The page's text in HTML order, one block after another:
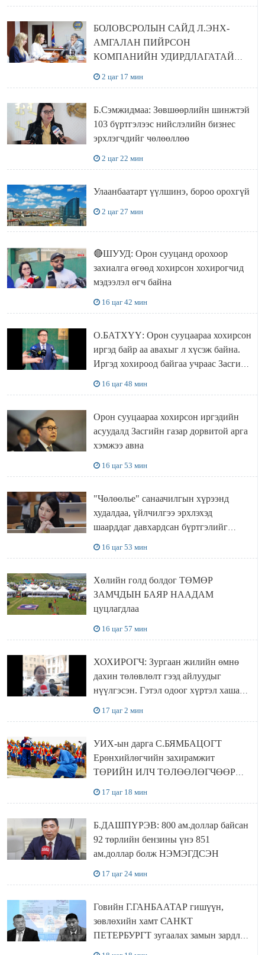
БОЛОВСРОЛЫН САЙД Л.ЭНХ-
АМГАЛАН ПИЙРСОН
КОМПАНИЙН УДИРДЛАГАТАЙ
2 цаг 17 мин
Б.Сэмжидмаа: Зөвшөөрлийн шинжтэй
103 бүртгэлээс нийслэлийн бизнес
эрхлэгчдийг чөлөөллөө
2 цаг 22 мин
Улаанбаатарт үүлшинэ, бороо орохгүй
2 цаг 27 мин
🔴ШУУД: Орон сууцанд орохоор
захиалга өгөөд хохирсон хохирогчид
мэдээлэл өгч байна
16 цаг 42 мин
О.БАТХҮҮ: Орон сууцаараа хохирсон
иргэд байр аа авахыг л хүсэж байна.
Иргэд хохироод байгаа учраас Засгийн
16 цаг 48 мин
Орон сууцаараа хохирсон иргэдийн
асуудалд Засгийн газар дорвитой арга
хэмжээ авна
16 цаг 53 мин
"Чөлөөлье" санаачилгын хүрээнд
худалдаа, үйлчилгээ эрхлэхэд
шаарддаг давхардсан бүртгэлийг
16 цаг 53 мин
Хөлийн голд болдог ТӨМӨР
ЗАМЧДЫН БАЯР НААДАМ
цуцлагдлаа
16 цаг 57 мин
ХОХИРОГЧ: Зургаан жилийн өмнө
дахин төлөвлөлт гээд айлуудыг
нүүлгэсэн. Гэтэл одоог хүртэл хашаа
17 цаг 2 мин
УИХ-ын дарга С.БЯМБАЦОГТ
Ерөнхийлөгчийн захирамжит
ТӨРИЙН ИЛЧ ТӨЛӨӨЛӨГЧӨӨР
17 цаг 18 мин
Б.ДАШПҮРЭВ: 800 ам.доллар байсан
92 төрлийн бензины үнэ 851
ам.доллар болж НЭМЭГДСЭН
17 цаг 24 мин
Говийн Г.ГАНБААТАР гишүүн,
зөвлөхийн хамт САНКТ
ПЕТЕРБУРГТ зугаалах замын зардлаа